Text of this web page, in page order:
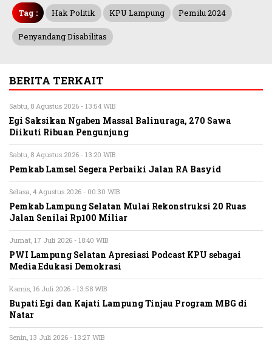
Tag : Hak Politik KPU Lampung Pemilu 2024
Penyandang Disabilitas
BERITA TERKAIT
Sabtu, 8 Agustus 2026 - 13:54 WIB
Egi Saksikan Ngaben Massal Balinuraga, 270 Sawa
Diikuti Ribuan Pengunjung
Sabtu, 8 Agustus 2026 - 13:20 WIB
Pemkab Lamsel Segera Perbaiki Jalan RA Basyid
Selasa, 4 Agustus 2026 - 00:30 WIB
Pemkab Lampung Selatan Mulai Rekonstruksi 20 Ruas
Jalan Senilai Rp100 Miliar
Jumat, 17 Juli 2026 - 18:40 WIB
PWI Lampung Selatan Apresiasi Podcast KPU sebagai
Media Edukasi Demokrasi
Kamis, 16 Juli 2026 - 13:58 WIB
Bupati Egi dan Kajati Lampung Tinjau Program MBG di
Natar
Senin, 13 Juli 2026 - 13:27 WIB